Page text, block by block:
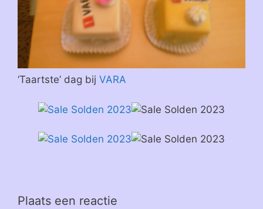
‘Taartste’ dag bij VARA
Plaats een reactie